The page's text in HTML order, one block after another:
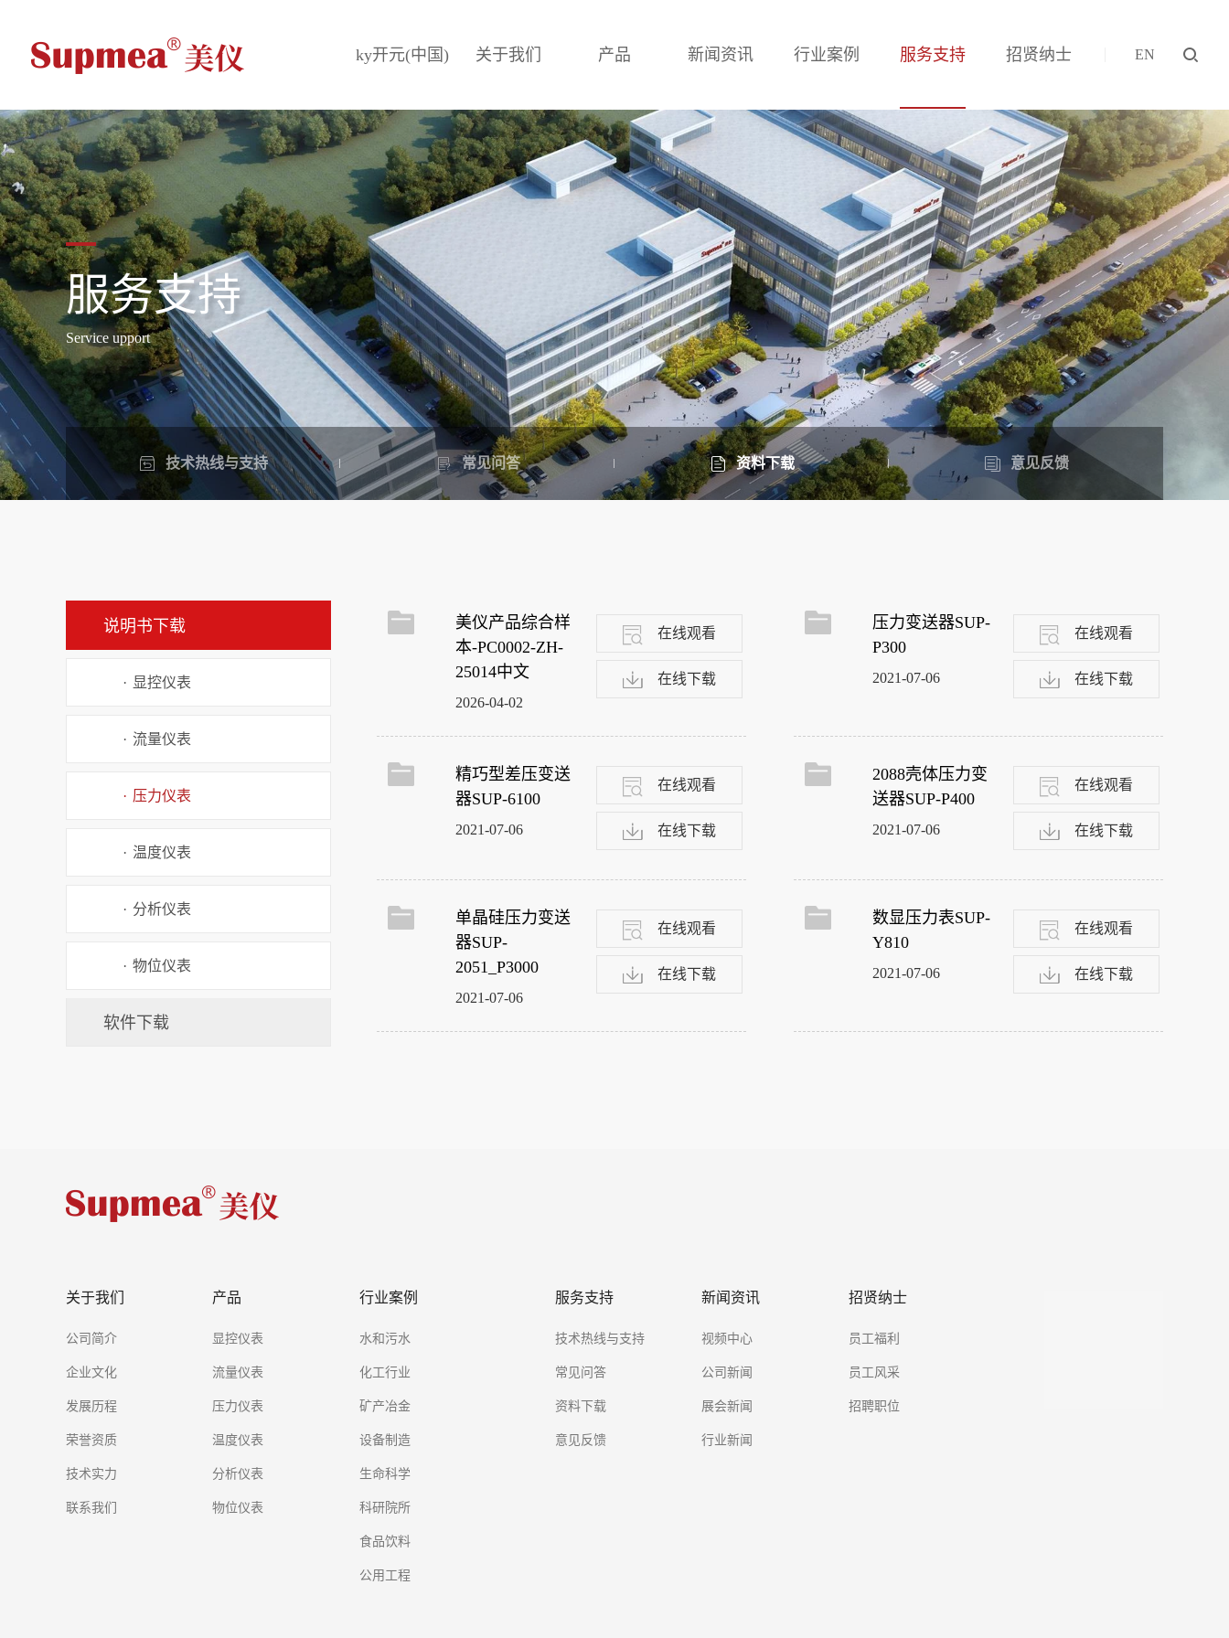
ky开元(中国) 关于我们 产品 新闻资讯 行业案例 服务支持 招贤纳士 EN
服务支持
Service upport
技术热线与支持 常见问答 资料下载 意见反馈
说明书下载
· 显控仪表
· 流量仪表
· 压力仪表
· 温度仪表
· 分析仪表
· 物位仪表
软件下载
美仪产品综合样
本-PC0002-ZH-
25014中文
2026-04-02
在线观看
在线下载
压力变送器SUP-
P300
2021-07-06
在线观看
在线下载
精巧型差压变送
器SUP-6100
2021-07-06
在线观看
在线下载
2088壳体压力变
送器SUP-P400
2021-07-06
在线观看
在线下载
单晶硅压力变送
器SUP-
2051_P3000
2021-07-06
在线观看
在线下载
数显压力表SUP-
Y810
2021-07-06
在线观看
在线下载
关于我们
公司简介
企业文化
发展历程
荣誉资质
技术实力
联系我们
产品
显控仪表
流量仪表
压力仪表
温度仪表
分析仪表
物位仪表
行业案例
水和污水
化工行业
矿产冶金
设备制造
生命科学
科研院所
食品饮料
公用工程
服务支持
技术热线与支持
常见问答
资料下载
意见反馈
新闻资讯
视频中心
公司新闻
展会新闻
行业新闻
招贤纳士
员工福利
员工风采
招聘职位